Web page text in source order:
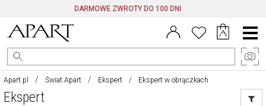
DARMOWE ZWROTY DO 100 DNI
Menu
główne
Apart.pl Świat Apart Ekspert Ekspert w obrączkach
Ekspert